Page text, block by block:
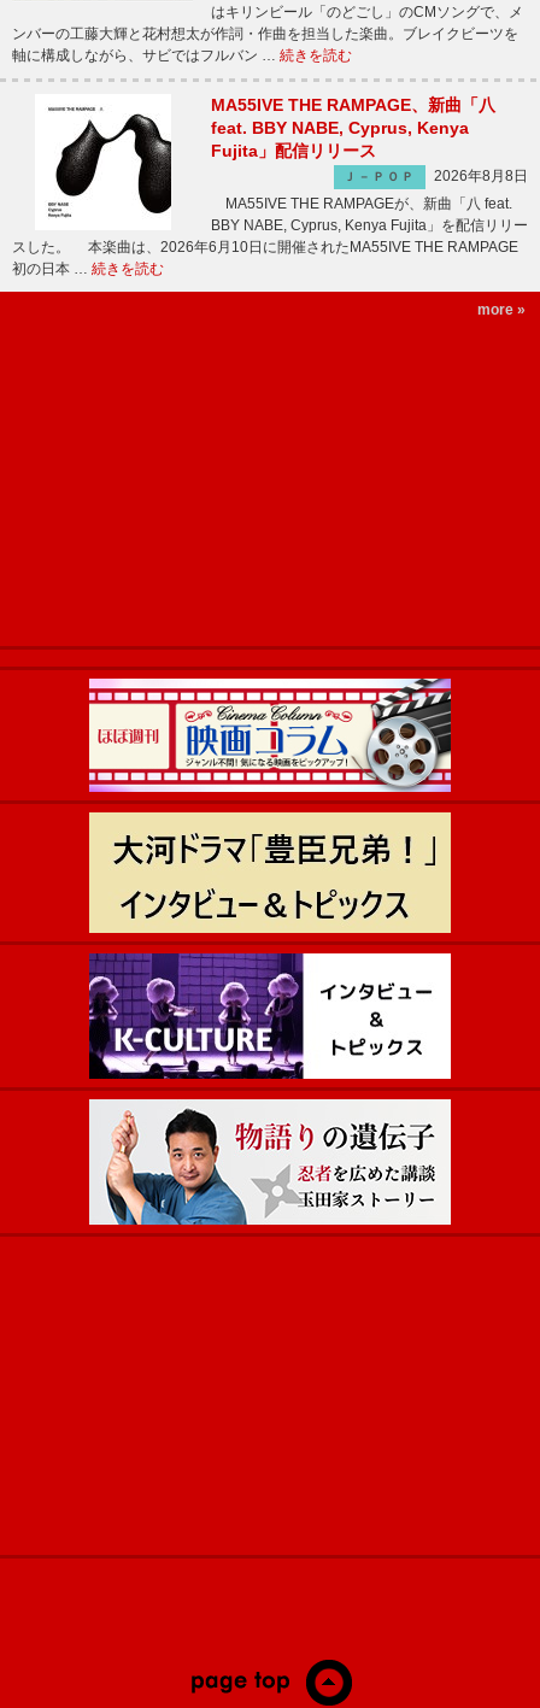
はキリンビール「のどごし」のCMソングで、メ
ンバーの工藤大輝と花村想太が作詞・作曲を担当した楽曲。ブレイクビーツを
軸に構成しながら、サビではフルバン … 続きを読む
MA55IVE THE RAMPAGE、新曲「八
feat. BBY NABE, Cyprus, Kenya
Fujita」配信リリース
Ｊ－ＰＯＰ
2026年8月8日
MA55IVE THE RAMPAGEが、新曲「八 feat.
BBY NABE, Cyprus, Kenya Fujita」を配信リリー
スした。 本楽曲は、2026年6月10日に開催されたMA55IVE THE RAMPAGE
初の日本 … 続きを読む
more »